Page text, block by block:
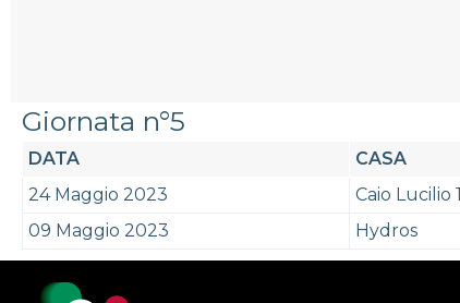
Giornata n°5
DATA CASA
24 Maggio 2023
Caio Lucilio 1
09 Maggio 2023
Hydros